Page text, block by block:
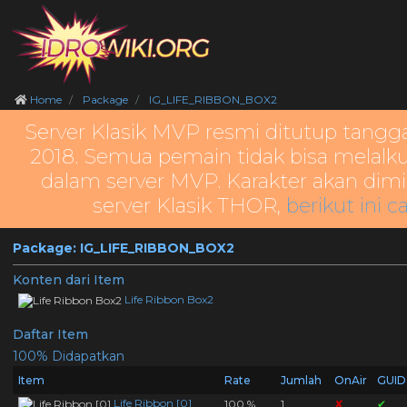
Home Package IG_LIFE_RIBBON_BOX2
Server Klasik MVP resmi ditutup
2018. Semua pemain tidak bisa
dalam server MVP. Karakter akan
server Klasik THOR, berikut ini
Package: IG_LIFE_RIBBON_BOX2
Konten dari Item
Life Ribbon Box2
Daftar Item
100% Didapatkan
Item Rate Jumlah OnAir
GUID
Life Ribbon [0]
100 % 1 ✘ ✔